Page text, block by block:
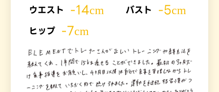
ウエスト -14cm バスト -5cm
ヒップ -7cm